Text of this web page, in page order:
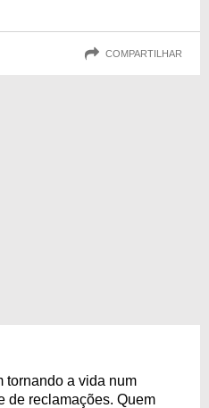
COMPARTILHAR
tornando a vida num
de reclamações. Quem